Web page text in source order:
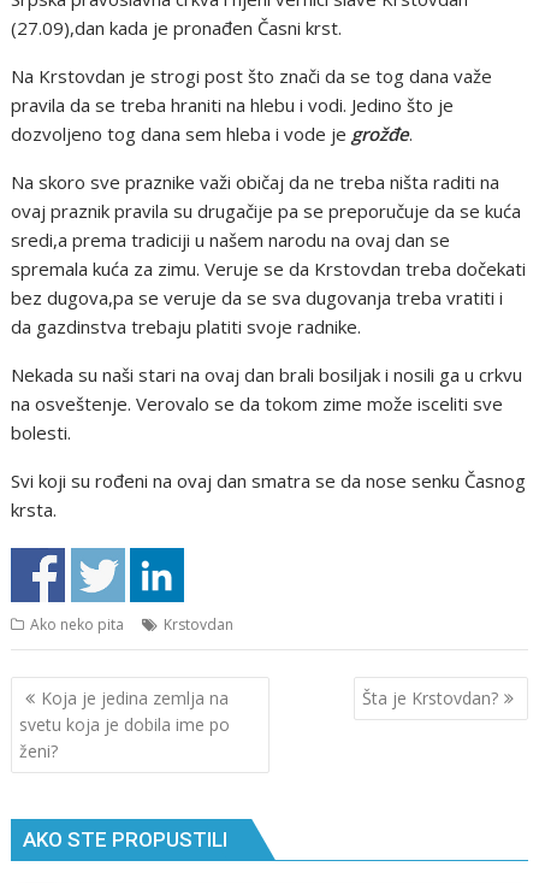
(27.09),dan kada je pronađen Časni krst.
Na Krstovdan je strogi post što znači da se tog dana važe
pravila da se treba hraniti na hlebu i vodi. Jedino što je
dozvoljeno tog dana sem hleba i vode je grožđe.
Na skoro sve praznike važi običaj da ne treba ništa raditi na
ovaj praznik pravila su drugačije pa se preporučuje da se kuća
sredi,a prema tradiciji u našem narodu na ovaj dan se
spremala kuća za zimu. Veruje se da Krstovdan treba dočekati
bez dugova,pa se veruje da se sva dugovanja treba vratiti i
da gazdinstva trebaju platiti svoje radnike.
Nekada su naši stari na ovaj dan brali bosiljak i nosili ga u crkvu
na osveštenje. Verovalo se da tokom zime može isceliti sve
bolesti.
Svi koji su rođeni na ovaj dan smatra se da nose senku Časnog
krsta.
Ako neko pita Krstovdan
Кретање
чланка
Koja je jedina zemlja na
svetu koja je dobila ime po
ženi?
Šta je Krstovdan?
AKO STE PROPUSTILI